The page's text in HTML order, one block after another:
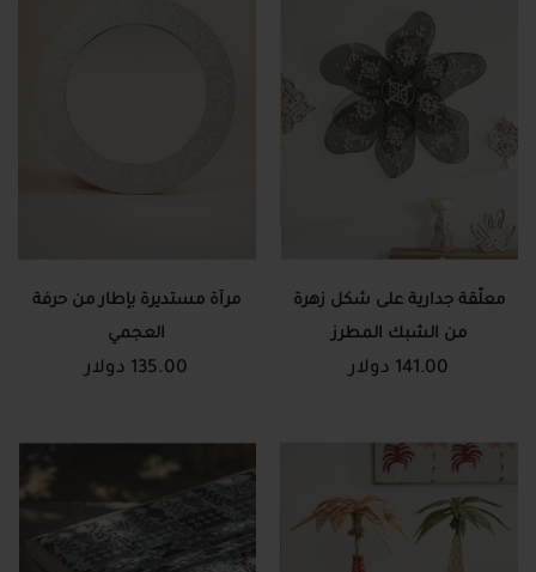
معلّقة جدارية على شكل زهرة
من الشبك المطرز
141.00 دولار
مرآة مستديرة بإطار من حرفة
العجمي
135.00 دولار